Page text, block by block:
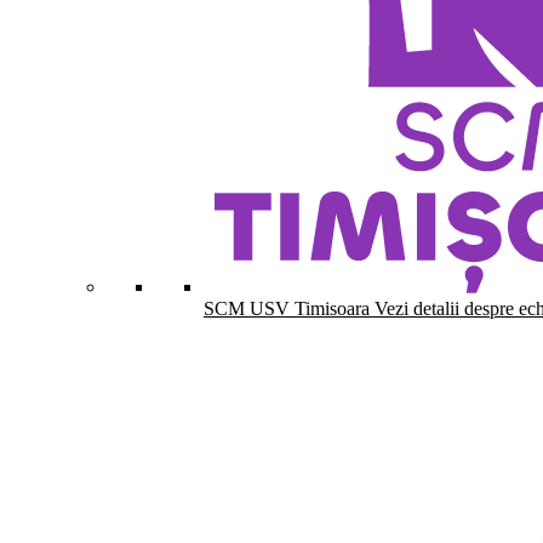
SCM USV Timisoara Vezi detalii despre